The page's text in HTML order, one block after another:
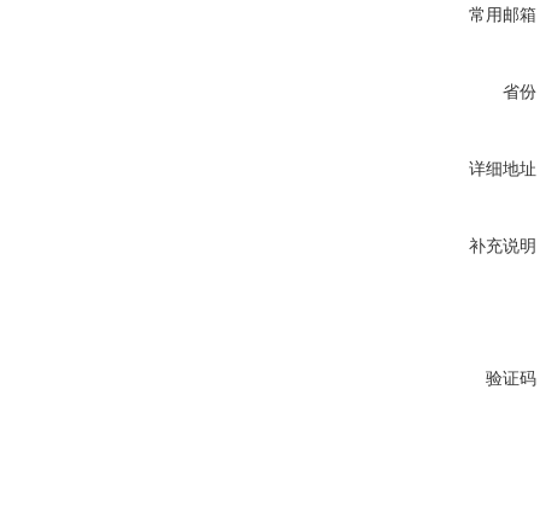
常用邮箱
省份
详细地址
补充说明
验证码